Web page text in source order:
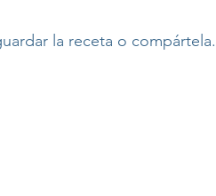
la receta o compártela.